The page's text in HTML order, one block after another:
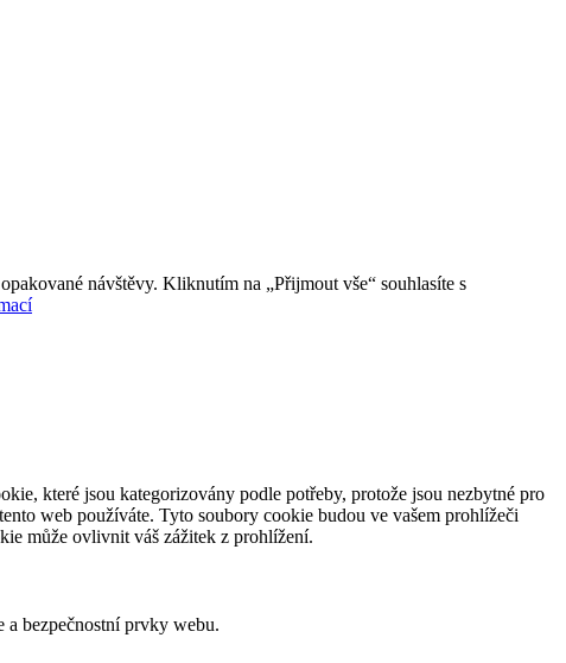
návštěvy. Kliknutím na „Přijmout vše“ souhlasíte s
které jsou kategorizovány podle potřeby, protože jsou nezbytné pro
web používáte. Tyto soubory cookie budou ve vašem prohlížeči
může ovlivnit váš zážitek z prohlížení.
bezpečnostní prvky webu.